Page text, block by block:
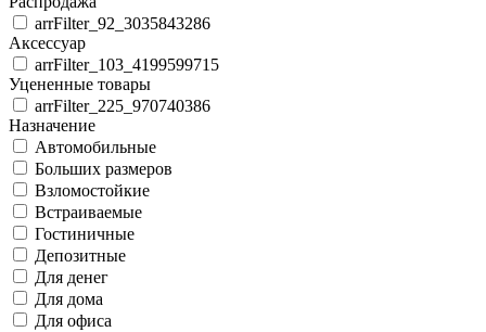
arrFilter_92_3035843286
Аксессуар
arrFilter_103_4199599715
Уцененные товары
arrFilter_225_970740386
Назначение
Автомобильные
Больших размеров
Взломостойкие
Встраиваемые
Гостиничные
Депозитные
Для денег
Для дома
Для офиса